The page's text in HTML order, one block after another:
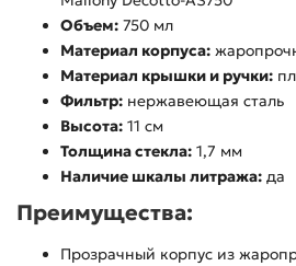
Объем: 750 мл
Материал корпуса:
Материал крышки и ручки:
Фильтр: нержавеющая сталь
Высота: 11 см
Толщина стекла: 1,7 мм
Наличие шкалы литража: да
Преимущества:
Прозрачный корпус из